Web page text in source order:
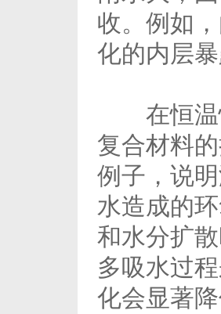
收。例如
化的内层
在恒温恒
复合材料
例子，说
水造成的
和水分扩
多吸水过
化会显著